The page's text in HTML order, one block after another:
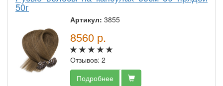
50г
Артикул: 3855
8560 р.
Отзывов: 2
Подробнее